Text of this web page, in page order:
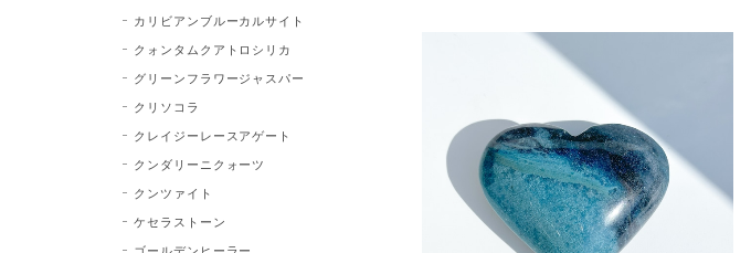
カリビアンブルーカルサイト
クォンタムクアトロシリカ
グリーンフラワージャスパー
クリソコラ
クレイジーレースアゲート
クンダリーニクォーツ
クンツァイト
ケセラストーン
ゴールデンヒーラー